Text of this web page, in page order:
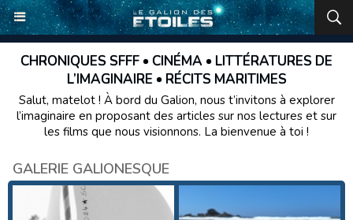
CHRONIQUES SFFF • CINÉMA • LITTÉRATURES DE
L’IMAGINAIRE • RÉCITS MARITIMES
Salut, matelot ! À bord du Galion, nous t’invitons à explorer
l’imaginaire en proposant des articles sur nos lectures et sur
les films que nous visionnons. La bienvenue à toi !
GALERIE GALIONESQUE